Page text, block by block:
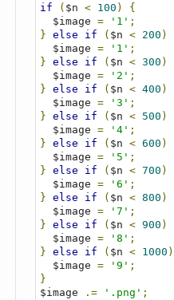
if ( $n < 100 )
{
  $image
= '1' ;
} else if ( $n < 200 )
  $image
= '1' ;
} else if ( $n < 300 )
  $image
= '2' ;
} else if ( $n < 400 )
  $image
= '3' ;
} else if ( $n < 500 )
  $image
= '4' ;
} else if ( $n < 600 )
  $image
= '5' ;
} else if ( $n < 700 )
  $image
= '6' ;
} else if ( $n < 800 )
  $image
= '7' ;
} else if ( $n < 900 )
  $image
= '8' ;
} else if ( $n < 1000 )
  $image
= '9' ;
}
$image
.= '.png' ;